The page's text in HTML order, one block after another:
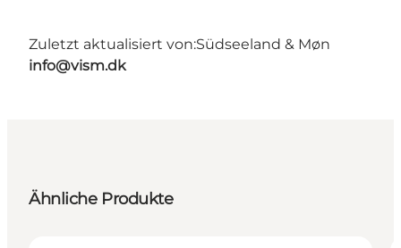
Zuletzt aktualisiert von:Südseeland & Møn
info@vism.dk
Ähnliche Produkte